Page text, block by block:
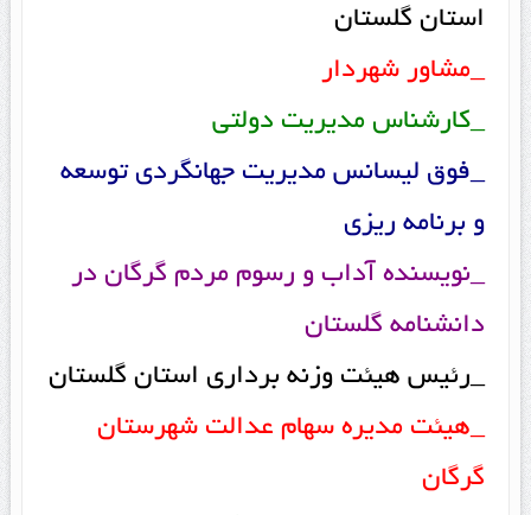
استان گلستان
_مشاور شهردار
_کارشناس مدیریت دولتی
_فوق لیسانس مدیریت جهانگردی توسعه
و برنامه ریزی
_نویسنده آداب و رسوم مردم گرگان در
دانشنامه گلستان
_رئیس هیئت وزنه برداری استان گلستان
_هیئت مدیره سهام عدالت شهرستان
گرگان